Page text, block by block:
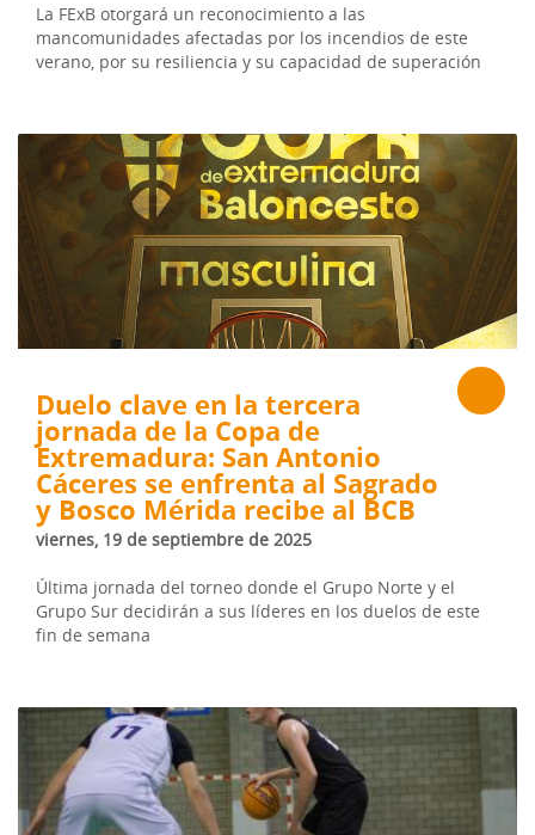
La FExB otorgará un reconocimiento a las
mancomunidades afectadas por los incendios de este
verano, por su resiliencia y su capacidad de superación
Duelo clave en la tercera
jornada de la Copa de
Extremadura: San Antonio
Cáceres se enfrenta al Sagrado
y Bosco Mérida recibe al BCB
viernes, 19 de septiembre de 2025
Última jornada del torneo donde el Grupo Norte y el
Grupo Sur decidirán a sus líderes en los duelos de este
fin de semana